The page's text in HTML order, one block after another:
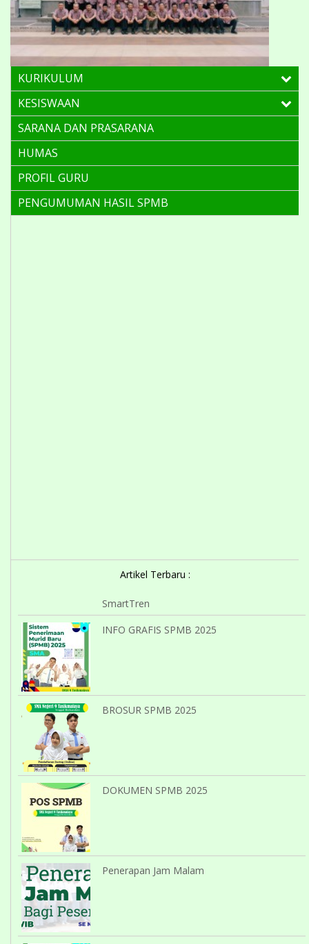
KURIKULUM
KESISWAAN
SARANA DAN PRASARANA
HUMAS
PROFIL GURU
PENGUMUMAN HASIL SPMB
Artikel Terbaru :
SmartTren
INFO GRAFIS SPMB 2025
BROSUR SPMB 2025
DOKUMEN SPMB 2025
Penerapan Jam Malam